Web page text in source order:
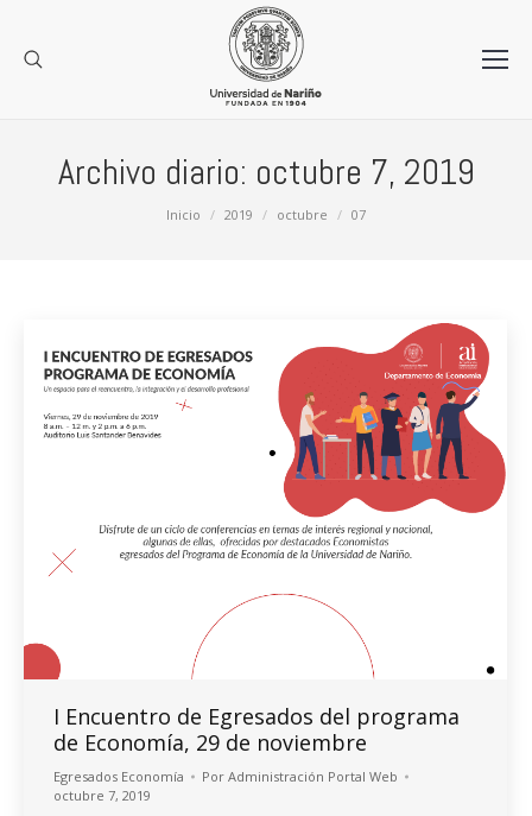
Archivo diario: octubre 7, 2019
Inicio 2019 octubre 07
I Encuentro de Egresados del programa
de Economía, 29 de noviembre
Egresados Economía Por Administración Portal Web
octubre 7, 2019